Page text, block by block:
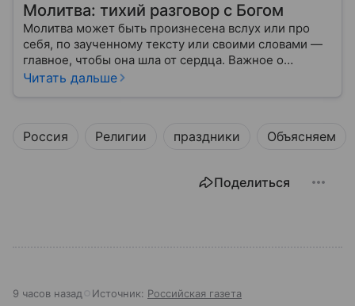
Молитва: тихий разговор с Богом
Молитва может быть произнесена вслух или про
себя, по заученному тексту или своими словами —
главное, чтобы она шла от сердца. Важное о
значении молитв — в нашем материале.
Читать дальше
Россия Религии праздники Объясняем
Поделиться
9 часов назад Источник: Российская газета